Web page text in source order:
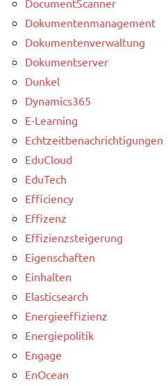
DocumentScanner
Dokumentenmanagement
Dokumentenverwaltung
Dokumentserver
Dunkel
Dynamics365
E-Learning
Echtzeitbenachrichtigungen
EduCloud
EduTech
Efficiency
Effizenz
Effizienzsteigerung
Eigenschaften
Einhalten
Elasticsearch
Energieeffizienz
Energiepolitik
Engage
EnOcean